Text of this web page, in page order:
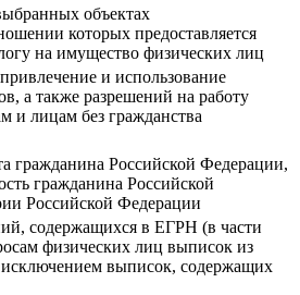
объектах
которых предоставляется
на имущество физических лиц
и использование
а также разрешений на работу
и лицам без гражданства
гражданина Российской Федерации,
гражданина Российской
Российской Федерации
содержащихся в ЕГРН (в части
физических лиц выписок из
исключением выписок, содержащих